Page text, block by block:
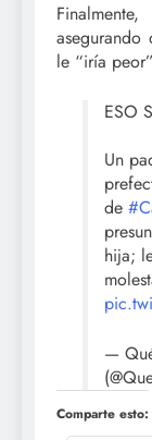
asegurando
le “iría
ESO
Un
de
hija;
—
Comparte esto: